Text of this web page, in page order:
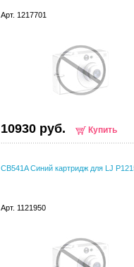
Арт. 1217701
10930 руб. Купить
CB541A Синий картридж для LJ
Арт. 1121950